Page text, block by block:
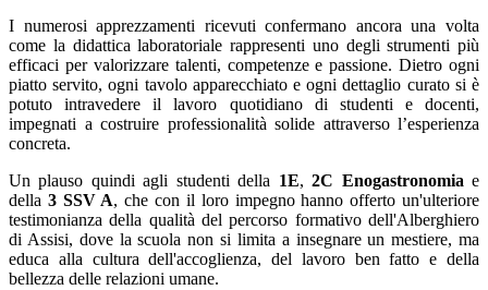
I numerosi apprezzamenti ricevuti confermano ancora una volta
come la didattica laboratoriale rappresenti uno degli strumenti più
efficaci per valorizzare talenti, competenze e passione. Dietro ogni
piatto servito, ogni tavolo apparecchiato e ogni dettaglio curato si è
potuto intravedere il lavoro quotidiano di studenti e docenti,
impegnati a costruire professionalità solide attraverso l’esperienza
concreta.
Un plauso quindi agli studenti della 1E,2C Enogastronomia e
della 3 SSV A, che con il loro impegno hanno offerto un'ulteriore
testimonianza della qualità del percorso formativo dell'Alberghiero
di Assisi, dove la scuola non si limita a insegnare un mestiere, ma
educa alla cultura dell'accoglienza, del lavoro ben fatto e della
bellezza delle relazioni umane.